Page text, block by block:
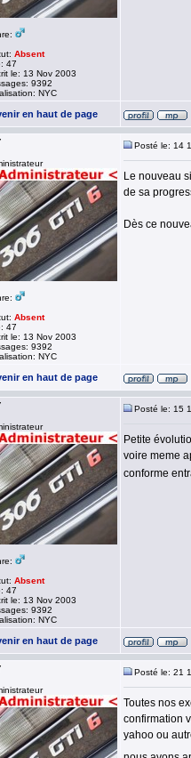
Absent
47
le: 13 Nov 2003
9392
NYC
en haut de page
Absent
47
le: 13 Nov 2003
9392
NYC
Posté le: 14
Le nouveau
de sa
Dès ce
en haut de page
Absent
47
le: 13 Nov 2003
9392
NYC
Posté le: 15
Petite
voire meme
conforme
en haut de page
Posté le: 21
Toutes nos
confirmation
yahoo ou